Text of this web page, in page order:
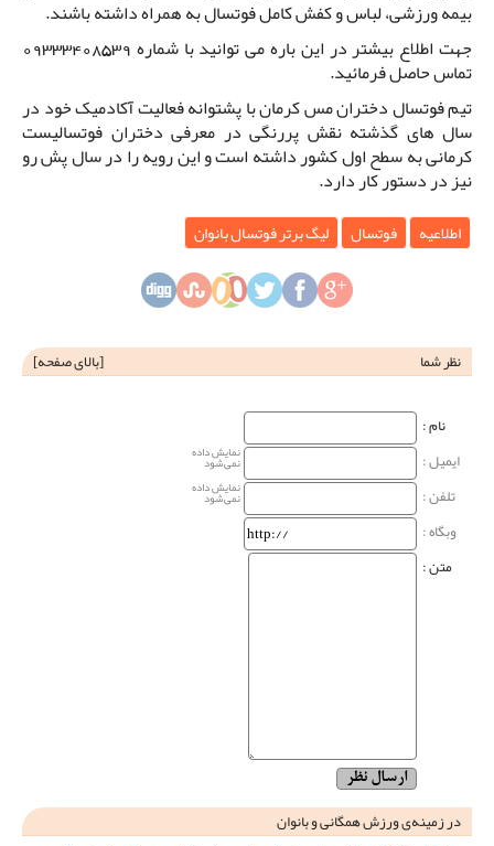
بیمه ورزشی، لباس و کفش کامل فوتسال به همراه داشته باشند.
جهت اطلاع بیشتر در این باره می توانید با شماره 09333408539
تماس حاصل فرمائید.
تیم فوتسال دختران مس کرمان با پشتوانه فعالیت آکادمیک خود در
سال های گذشته نقش پررنگی در معرفی دختران فوتسالیست
کرمانی به سطح اول کشور داشته است و این رویه را در سال پش رو
نیز در دستور کار دارد.
اطلاعیه فوتسال لیگ برتر فوتسال بانوان
نظر شما [بالای صفحه]
نام‌ :
ایمیل :
نمایش داده
نمی‌شود
تلفن : نمایش داده
نمی‌شود
وبگاه‌ :
متن :
در زمینه‌ی ورزش همگانی و بانوان